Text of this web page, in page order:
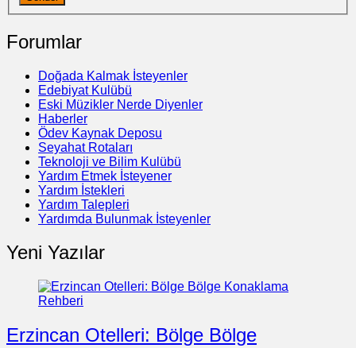
Forumlar
Doğada Kalmak İsteyenler
Edebiyat Kulübü
Eski Müzikler Nerde Diyenler
Haberler
Ödev Kaynak Deposu
Seyahat Rotaları
Teknoloji ve Bilim Kulübü
Yardım Etmek İsteyener
Yardım İstekleri
Yardım Talepleri
Yardımda Bulunmak İsteyenler
Yeni Yazılar
Erzincan Otelleri: Bölge Bölge